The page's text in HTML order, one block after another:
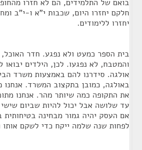
בואם של התלמידים, הם לא חזרו
חלקם יחזרו היום, שכבות י"א ו-י"ב
יחזרו ללימודים.
בית הספר כמעט ולא נפגע. חדר
והמטבח, לא נפגעו. לכן, הילדים יבואו
אולגה. סידרנו להם באמצעות משרד
באולגה, כמובן בתקצוב המשרד. אנחנו
את התקופה כמה שיותר מהר. אנחנו
עד שלושה אבל יכול להיות שביום
אם העסק יהיה גמור מבחינה בטיחותית
לפחות שנה שלמה ייקח כדי לשקם אותו